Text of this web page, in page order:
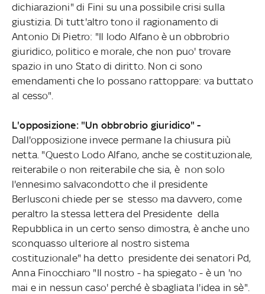
dichiarazioni" di Fini su una possibile crisi sulla
giustizia. Di tutt'altro tono il ragionamento di
Antonio Di Pietro: "Il lodo Alfano è un obbrobrio
giuridico, politico e morale, che non puo' trovare
spazio in uno Stato di diritto. Non ci sono
emendamenti che lo possano rattoppare: va buttato
al cesso".
L'opposizione: "Un obbrobrio giuridico" -
Dall'opposizione invece permane la chiusura più
netta. "Questo Lodo Alfano, anche se costituzionale,
reiterabile o non reiterabile che sia, è non solo
l'ennesimo salvacondotto che il presidente
Berlusconi chiede per se stesso ma davvero, come
peraltro la stessa lettera del Presidente della
Repubblica in un certo senso dimostra, è anche uno
sconquasso ulteriore al nostro sistema
costituzionale" ha detto presidente dei senatori Pd,
Anna Finocchiaro "Il nostro - ha spiegato - è un 'no
mai e in nessun caso' perché è sbagliata l'idea in sè".